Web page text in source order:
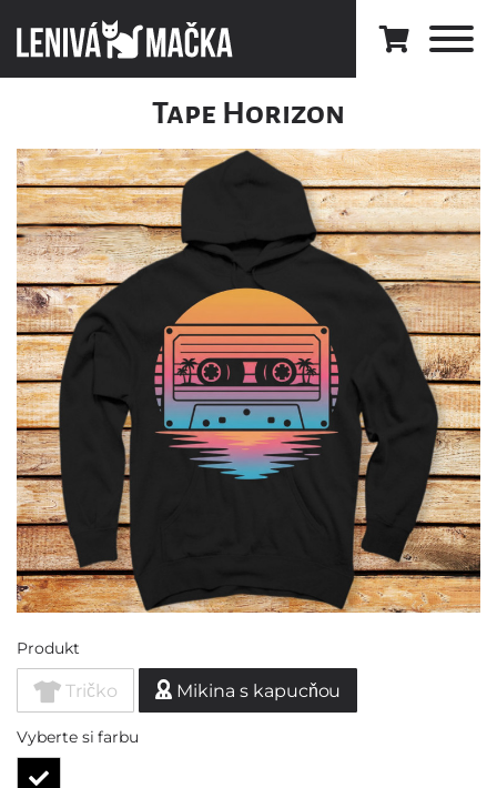
Tape Horizon
Produkt
Tričko Mikina s kapucňou
Vyberte si farbu